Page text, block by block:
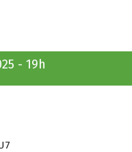
- 19h